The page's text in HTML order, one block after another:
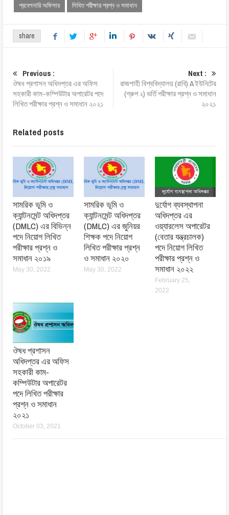
প্রবেশনারি অফিসার
লিখিত পরীক্ষার প্রশ্ন ও সমাধান
share
Previous :
ঔষধ প্রশাসন অধিদপ্তর এর অফিস
সহকারী কাম-কম্পিউটার অপারেটর পদে
লিখিত পরীক্ষার প্রশ্ন ও সমাধান ২০২১
Next :
রাজশাহী বিশ্ববিদ্যালয় (রাবি) A ইউনিটের
(গ্রুপ ২) ভর্তি পরীক্ষার প্রশ্ন ও সমাধান
২০২১
Related posts
সামরিক ভূমি ও
ক্যান্টনমেন্ট অধিদপ্তর
(DMLC) এর বিভিন্ন
পদে নিয়োগ লিখিত
পরীক্ষার প্রশ্ন ও
সমাধান ২০১৯
May 30, 2022
সামরিক ভূমি ও
ক্যান্টনমেন্ট অধিদপ্তর
(DMLC) এর জুনিয়র
শিক্ষক পদে নিয়োগ
লিখিত পরীক্ষার প্রশ্ন
ও সমাধান ২০২০
May 30, 2022
দুর্যোগ ব্যবস্থাপনা
অধিদপ্তর এর
ওয়্যারলেস অপারেটর
(বেতার যন্ত্রচালক)
পদে নিয়োগ লিখিত
পরীক্ষার প্রশ্ন ও
সমাধান ২০২২
February 25,
2022
ঔষধ প্রশাসন
অধিদপ্তর এর অফিস
সহকারী কাম-
কম্পিউটার অপারেটর
পদে লিখিত পরীক্ষার
প্রশ্ন ও সমাধান
২০২১
October 03, 2021